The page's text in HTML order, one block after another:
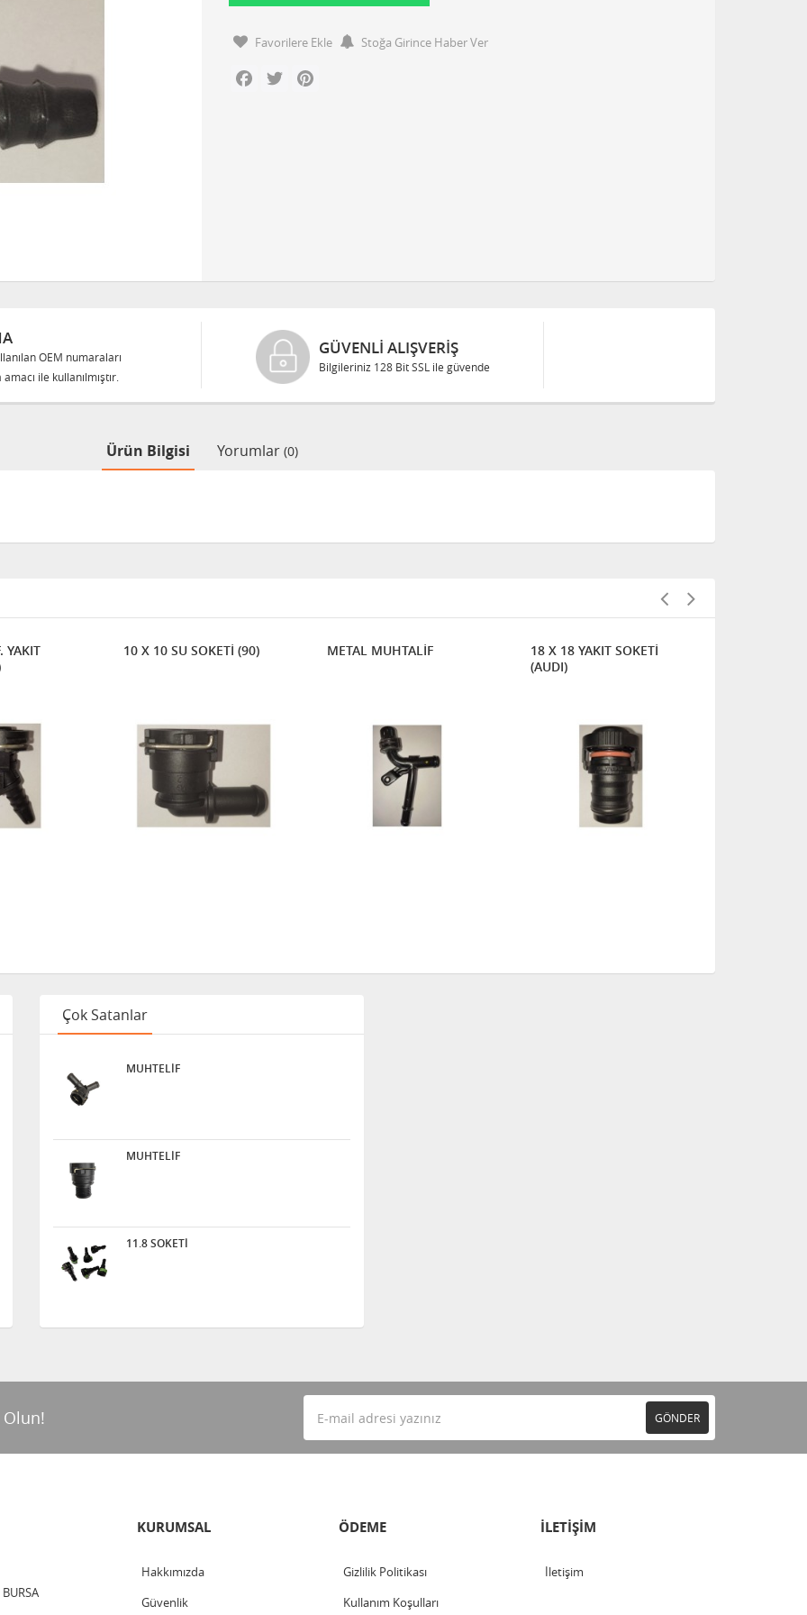
Favorilere Ekle
Stoğa Girince Haber Ver
Facebook
Twitter
OEM numaraları
ile kullanılmıştır.
GÜVENLI ALIŞVERIŞ
Bilgileriniz 128 Bit SSL ile güvende
Ürün Bilgisi Yorumlar (0)
YAKIT
10 X 10 SU SOKETİ (90) METAL MUHTALİF
18 X 18 YAKIT SOKETİ
(AUDI)
Çok Satanlar
MUHTELİF
MUHTELİF
11.8 SOKETİ
GÖNDER
KURUMSAL
Hakkımızda
Güvenlik
ÖDEME
Gizlilik Politikası
Kullanım Koşulları
İLETİŞİM
İletişim